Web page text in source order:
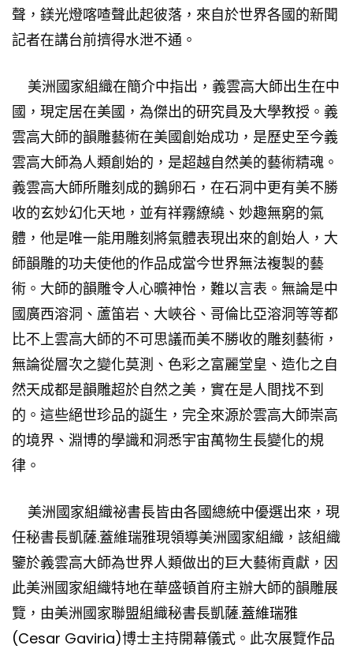
聲，鎂光燈喀喳聲此起彼落，來自於世界各國的新聞
記者在講台前擠得水泄不通。
美洲國家組織在簡介中指出，義雲高大師出生在中
國，現定居在美國，為傑出的研究員及大學教授。義
雲高大師的韻雕藝術在美國創始成功，是歷史至今義
雲高大師為人類創始的，是超越自然美的藝術精魂。
義雲高大師所雕刻成的鵝卵石，在石洞中更有美不勝
收的玄妙幻化天地，並有祥霧繚繞、妙趣無窮的氣
體，他是唯一能用雕刻將氣體表現出來的創始人，大
師韻雕的功夫使他的作品成當今世界無法複製的藝
術。大師的韻雕令人心曠神怡，難以言表。無論是中
國廣西溶洞、蘆笛岩、大峽谷、哥倫比亞溶洞等等都
比不上雲高大師的不可思議而美不勝收的雕刻藝術，
無論從層次之變化莫測、色彩之富麗堂皇、造化之自
然天成都是韻雕超於自然之美，實在是人間找不到
的。這些絕世珍品的誕生，完全來源於雲高大師崇高
的境界、淵博的學識和洞悉宇宙萬物生長變化的規
律。
美洲國家組織祕書長皆由各國總統中優選出來，現
任秘書長凱薩.蓋維瑞雅現領導美洲國家組織，該組織
鑒於義雲高大師為世界人類做出的巨大藝術貢獻， 因
此美洲國家組織特地在華盛頓首府主辦大師的韻雕展
覽，由美洲國家聯盟組織秘書長凱薩.蓋維瑞雅
(Cesar Gaviria)博士主持開幕儀式。此次展覽作品